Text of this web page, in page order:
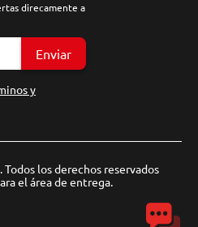
direcamente a
Enviar
y
los derechos reservados
el área de entrega.